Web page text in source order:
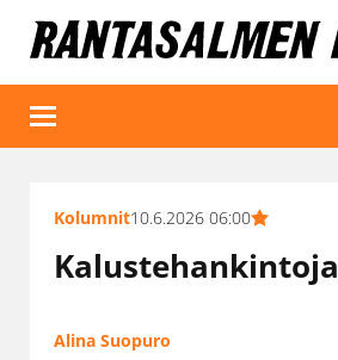
Kolumnit10.6.2026 06:00
Kalustehankintoja
Alina Suopuro